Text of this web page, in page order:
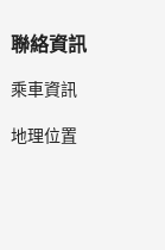
聯絡資訊
乘車資訊
地理位置